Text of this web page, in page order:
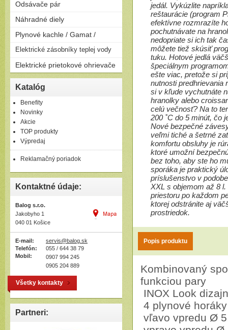
Rúry
Umývačky riadu
Odsávače pár
Komínové
Ostrovčekové
Náhradné diely
Plynové kachle / Gamat /
Plynové kachle
Elektrické zásobníky teplej vody
Závesné
Ležaté
Elektrické prietokové ohrievače
Elektrické prietokové
ohrievače
Katalóg
Benefity
Novinky
Akcie
TOP produkty
Výpredaj
Reklamačný poriadok
Kontaktné údaje:
Balog s.r.o.
Jakobyho 1
040 01 Košice
E-mail:
servis@balog.sk
Telefón:
055 / 644 38 79
Mobil:
0907 994 245
0905 204 889
Všetky kontakty
Partneri:
jedál. Vykúzlite
reštaurácie (program
efektívne rozmrazíte
pochutnávate na
nedopriate si ich tak
môžete tiež skúsiť
tuku. Hotové jedlá
špeciálnym
ešte viac, pretože si
nutnosti predhrievania
si v kľude vychutnáte
hranolky alebo
celú večnosť? Na to
200 ˚C do 5 minút, čo
Nové bezpečné
veľmi tiché a šetrné
komfortu obsluhy je
ktoré umožní
bez toho, aby ste ho
sporáka je praktický
príslušenstvo v
XXL s objemom až 8
priestoru po každom
ktorej odstránite aj
prostriedok.
Popis produktu
Kombinovaný
funkciou pary
INOX Look dizajn
4 plynové
vľavo vpredu Ø